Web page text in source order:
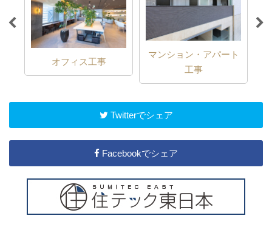
オフィス工事
マンション・アパート
工事
Twitterでシェア
Facebookでシェア